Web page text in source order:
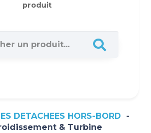
produit
DETACHEES HORS-BORD
-
& Turbine